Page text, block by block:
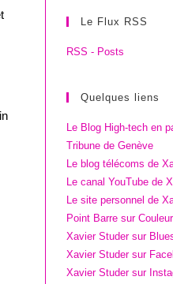
Le Flux RSS
RSS - Posts
Quelques liens
Le Blog High-tech en
Tribune de Genève
Le blog télécoms de
Le canal YouTube de
Le site personnel de
Point Barre sur
Xavier Studer sur
Xavier Studer sur
Xavier Studer sur